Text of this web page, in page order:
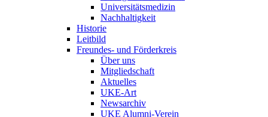
Universitätsmedizin
Nachhaltigkeit
Historie
Leitbild
Freundes- und Förderkreis
Über uns
Mitgliedschaft
Aktuelles
UKE-Art
Newsarchiv
UKE Alumni-Verein